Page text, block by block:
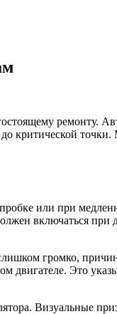
ремонту.
критической
или при
включаться
громко,
двигателе. Это
Визуальные